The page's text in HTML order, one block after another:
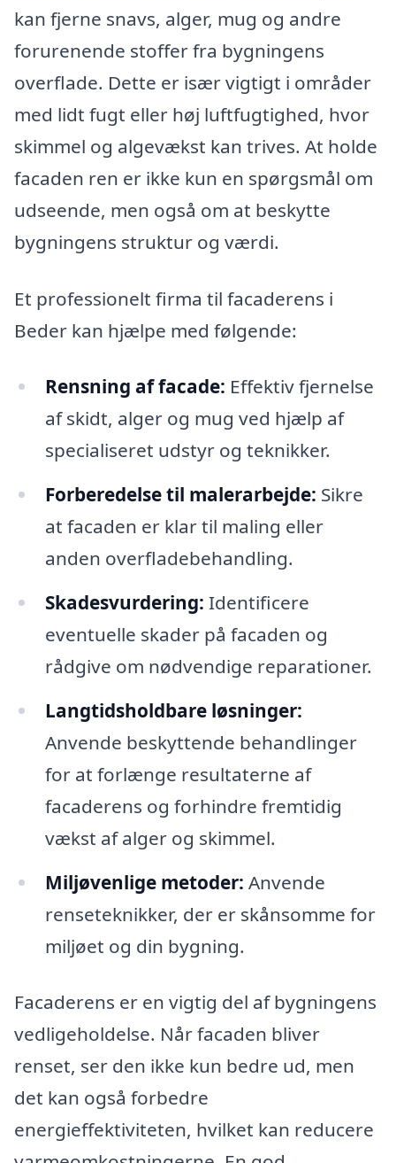
kan fjerne snavs, alger, mug og andre
forurenende stoffer fra bygningens
overflade. Dette er især vigtigt i områder
med lidt fugt eller høj luftfugtighed, hvor
skimmel og algevækst kan trives. At holde
facaden ren er ikke kun en spørgsmål om
udseende, men også om at beskytte
bygningens struktur og værdi.
Et professionelt firma til facaderens i
Beder kan hjælpe med følgende:
Rensning af facade: Effektiv fjernelse
af skidt, alger og mug ved hjælp af
specialiseret udstyr og teknikker.
Forberedelse til malerarbejde: Sikre
at facaden er klar til maling eller
anden overfladebehandling.
Skadesvurdering: Identificere
eventuelle skader på facaden og
rådgive om nødvendige reparationer.
Langtidsholdbare løsninger:
Anvende beskyttende behandlinger
for at forlænge resultaterne af
facaderens og forhindre fremtidig
vækst af alger og skimmel.
Miljøvenlige metoder: Anvende
renseteknikker, der er skånsomme for
miljøet og din bygning.
Facaderens er en vigtig del af bygningens
vedligeholdelse. Når facaden bliver
renset, ser den ikke kun bedre ud, men
det kan også forbedre
energieffektiviteten, hvilket kan reducere